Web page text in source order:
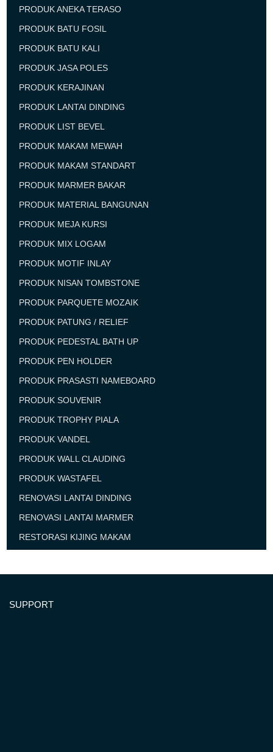
PRODUK ANEKA TERASO
PRODUK BATU FOSIL
PRODUK BATU KALI
PRODUK JASA POLES
PRODUK KERAJINAN
PRODUK LANTAI DINDING
PRODUK LIST BEVEL
PRODUK MAKAM MEWAH
PRODUK MAKAM STANDART
PRODUK MARMER BAKAR
PRODUK MATERIAL BANGUNAN
PRODUK MEJA KURSI
PRODUK MIX LOGAM
PRODUK MOTIF INLAY
PRODUK NISAN TOMBSTONE
PRODUK PARQUETE MOZAIK
PRODUK PATUNG / RELIEF
PRODUK PEDESTAL BATH UP
PRODUK PEN HOLDER
PRODUK PRASASTI NAMEBOARD
PRODUK SOUVENIR
PRODUK TROPHY PIALA
PRODUK VANDEL
PRODUK WALL CLAUDING
PRODUK WASTAFEL
RENOVASI LANTAI DINDING
RENOVASI LANTAI MARMER
RESTORASI KIJING MAKAM
SUPPORT